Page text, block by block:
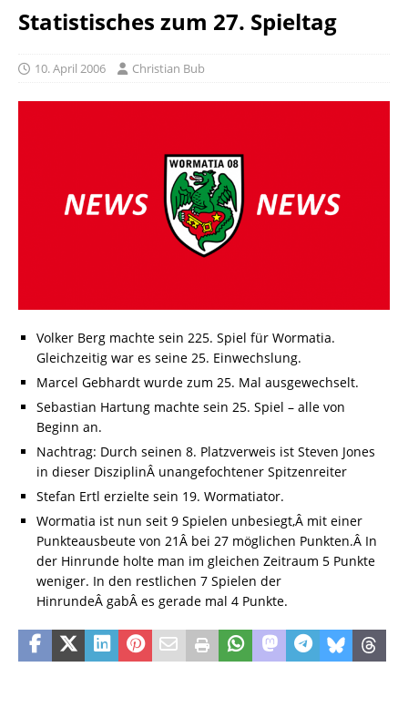
Statistisches zum 27. Spieltag
10. April 2006 Christian Bub
Volker Berg machte sein 225. Spiel für Wormatia.
Gleichzeitig war es seine 25. Einwechslung.
Marcel Gebhardt wurde zum 25. Mal ausgewechselt.
Sebastian Hartung machte sein 25. Spiel – alle von
Beginn an.
Nachtrag: Durch seinen 8. Platzverweis ist Steven Jones
in dieser DisziplinÂ unangefochtener Spitzenreiter
Stefan Ertl erzielte sein 19. Wormatiator.
Wormatia ist nun seit 9 Spielen unbesiegt,Â mit einer
Punkteausbeute von 21Â bei 27 möglichen Punkten.Â In
der Hinrunde holte man im gleichen Zeitraum 5 Punkte
weniger. In den restlichen 7 Spielen der
HinrundeÂ gabÂ es gerade mal 4 Punkte.